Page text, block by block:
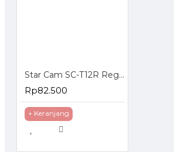
Star Cam SC-T12R Regulator Gas Tekanan Rendah
Rp82.500
+ Keranjang